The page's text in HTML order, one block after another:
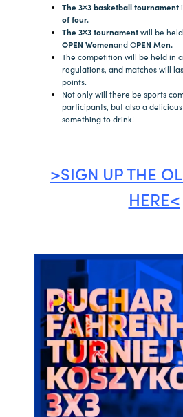
The 3×3 basketball tournament
of four.
The 3×3 tournamentwill be
OPEN Womenand OPEN Men.
The competition will be held in
regulations, and matches will
points.
Not only will there be sports
participants, but also a
something to drink!
>SIGN UP THE
HERE<